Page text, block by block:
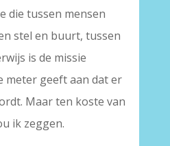
die tussen mensen
stel en buurt, tussen
is de missie
meter geeft aan dat er
Maar ten koste van
ik zeggen.